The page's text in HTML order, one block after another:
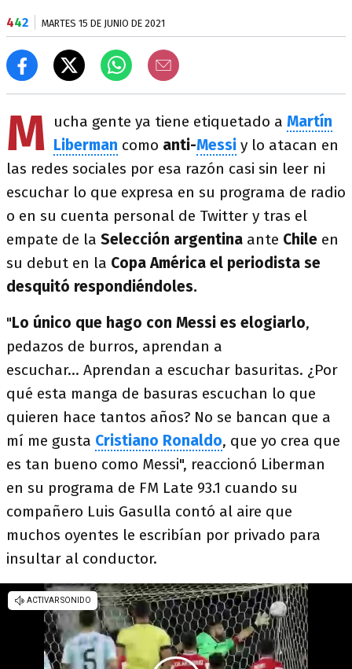
442 MARTES 15 DE JUNIO DE 2021
M ucha gente ya tiene etiquetado a Martín
Liberman como anti-Messi y lo atacan en
las redes sociales por esa razón casi sin leer ni
escuchar lo que expresa en su programa de radio
o en su cuenta personal de Twitter y tras el
empate de la Selección argentina ante Chile en
su debut en la Copa América el periodista se
desquitó respondiéndoles.
"Lo único que hago con Messi es elogiarlo,
pedazos de burros, aprendan a
escuchar... Aprendan a escuchar basuritas. ¿Por
qué esta manga de basuras escuchan lo que
quieren hace tantos años? No se bancan que a
mí me gusta Cristiano Ronaldo, que yo crea que
es tan bueno como Messi", reaccionó Liberman
en su programa de FM Late 93.1 cuando su
compañero Luis Gasulla contó al aire que
muchos oyentes le escribían por privado para
insultar al conductor.